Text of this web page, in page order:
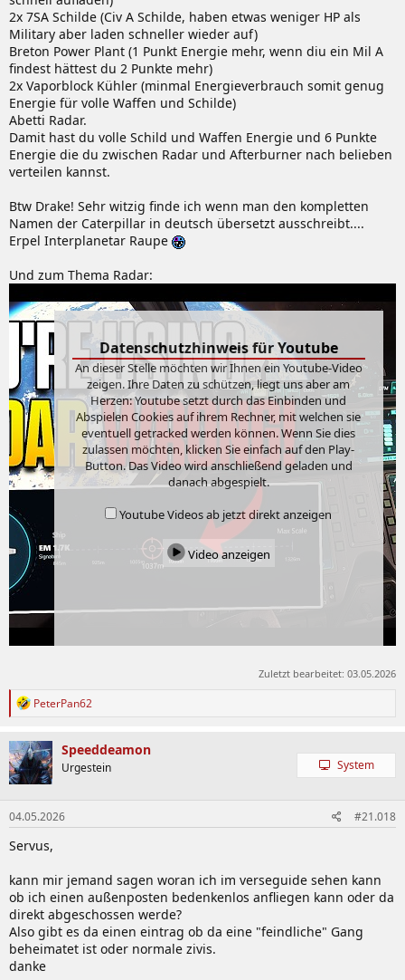
2x 7SA Schilde (Civ A Schilde, haben etwas weniger HP als
Military aber laden schneller wieder auf)
Breton Power Plant (1 Punkt Energie mehr, wenn diu ein Mil A
findest hättest du 2 Punkte mehr)
2x Vaporblock Kühler (minmal Energieverbrauch somit genug
Energie für volle Waffen und Schilde)
Abetti Radar.
Damit hast du volle Schild und Waffen Energie und 6 Punkte
Energie die du zwischen Radar und Afterburner nach belieben
verteilen kannst.
Btw Drake! Sehr witzig finde ich wenn man den kompletten
Namen der Caterpillar in deutsch übersetzt ausschreibt....
Erpel Interplanetar Raupe
Und zum Thema Radar:
Datenschutzhinweis für Youtube
An dieser Stelle möchten wir Ihnen ein Youtube-Video
zeigen. Ihre Daten zu schützen, liegt uns aber am
Herzen: Youtube setzt durch das Einbinden und
Abspielen Cookies auf ihrem Rechner, mit welchen sie
eventuell getracked werden können. Wenn Sie dies
zulassen möchten, klicken Sie einfach auf den Play-
Button. Das Video wird anschließend geladen und
danach abgespielt.
Youtube Videos ab jetzt direkt anzeigen
Video anzeigen
Zuletzt bearbeitet: 03.05.2026
R
k
t
i
o
n
e
n
:
PeterPan62
Speeddeamon
Urgestein System
04.05.2026 #21.018
Servus,
kann mir jemand sagen woran ich im verseguide sehen kann
ob ich einen außenposten bedenkenlos anfliegen kann oder da
direkt abgeschossen werde?
Also gibt es da einen eintrag ob da eine "feindliche" Gang
beheimatet ist oder normale zivis.
danke